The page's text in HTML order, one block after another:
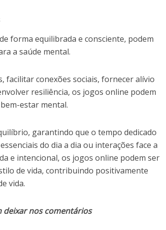
forma equilibrada e consciente, podem
a saúde mental.
facilitar conexões sociais, fornecer alívio
resiliência, os jogos online podem
estar mental.
garantindo que o tempo dedicado
do dia a dia ou interações face a
e intencional, os jogos online podem ser
de vida, contribuindo positivamente
vida.
deixar nos comentários